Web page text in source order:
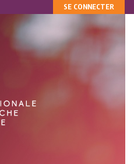
principal
MON
COMPTE
SE CONNECTER